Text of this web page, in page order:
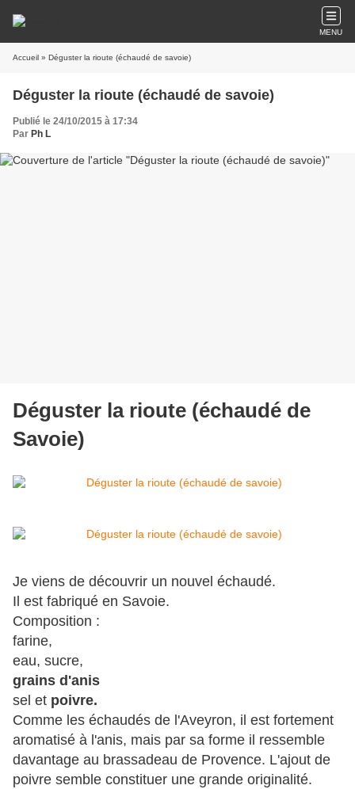
MENU
Accueil » Déguster la rioute (échaudé de savoie)
Déguster la rioute (échaudé de savoie)
Publié le 24/10/2015 à 17:34
Par Ph L
Déguster la rioute (échaudé de
Savoie)
Je viens de découvrir un nouvel échaudé.
Il est fabriqué en Savoie.
Composition :
farine,
eau, sucre,
grains d'anis
sel et poivre.
Comme les échaudés de l'Aveyron, il est fortement
aromatisé à l'anis, mais par sa forme il ressemble
davantage au brassadeau de Provence. L'ajout de
poivre semble constituer une grande originalité.